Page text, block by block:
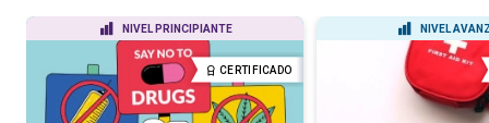
NIVEL PRINCIPIANTE
CERTIFICADO
NIVEL